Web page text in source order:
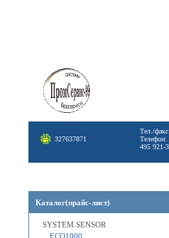
327637871
Тел./
495 921-
Каталог(прайс-лист)
SYSTEM SENSOR
ECO1000